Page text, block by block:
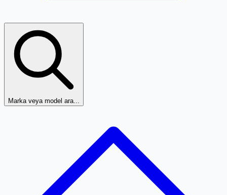
Marka veya model ara...